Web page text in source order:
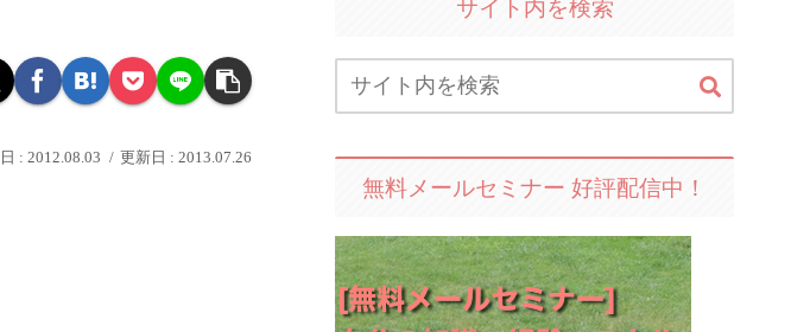
2012.08.03 2013.07.26
サイト内を検索
無料メールセミナー 好評配信中！